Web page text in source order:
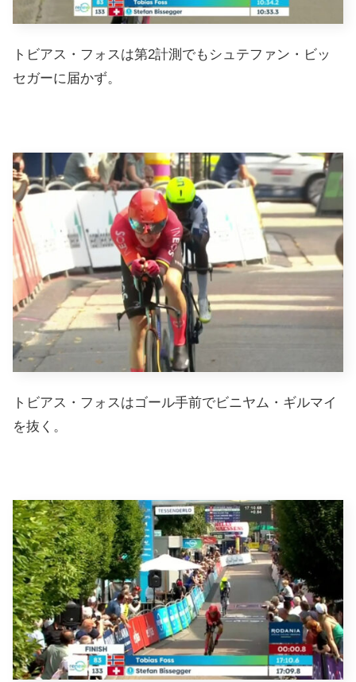
トビアス・フォスは第2計測でもシュテファン・ビッ
セガーに届かず。
トビアス・フォスはゴール手前でビニヤム・ギルマイ
を抜く。